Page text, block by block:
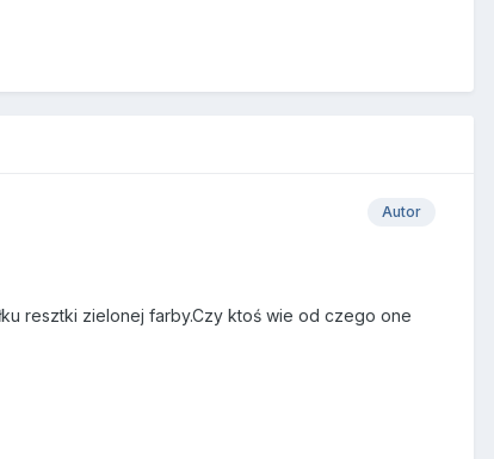
Autor
resztki zielonej farby.Czy ktoś wie od czego one